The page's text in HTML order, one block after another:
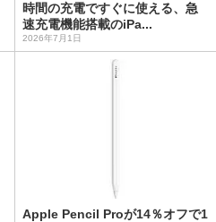
時間の充電ですぐに使える、急
速充電機能搭載のiPa...
2026年7月1日
Apple Pencil Proが14％オフで1